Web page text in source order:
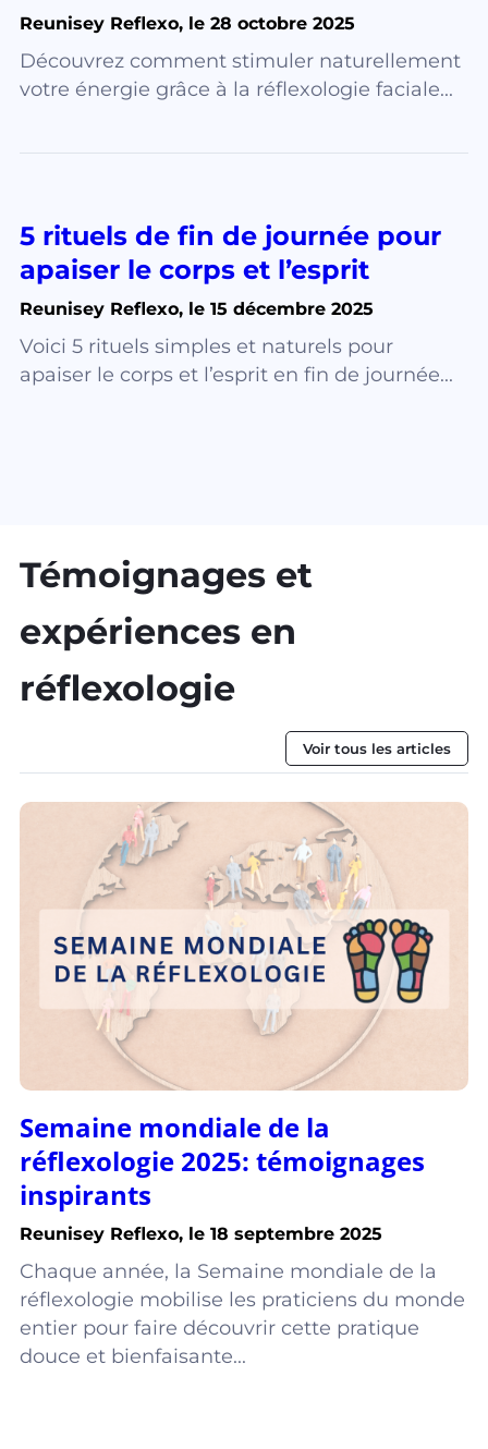
Reunisey Reflexo, le 28 octobre 2025
Découvrez comment stimuler naturellement
votre énergie grâce à la réflexologie faciale...
5 rituels de fin de journée pour
apaiser le corps et l’esprit
Reunisey Reflexo, le 15 décembre 2025
Voici 5 rituels simples et naturels pour
apaiser le corps et l’esprit en fin de journée...
Témoignages et
expériences en
réflexologie
Voir tous les articles
Semaine mondiale de la
réflexologie 2025: témoignages
inspirants
Reunisey Reflexo, le 18 septembre 2025
Chaque année, la Semaine mondiale de la
réflexologie mobilise les praticiens du monde
entier pour faire découvrir cette pratique
douce et bienfaisante...